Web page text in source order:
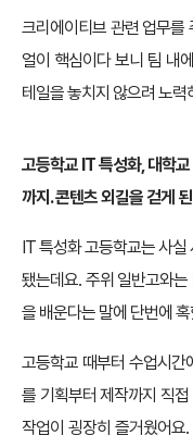
크리에이티브 관련 업무를
얼이 핵심이다 보니 팀 내에
테일을 놓치지 않으려 노력
고등학교 IT 특성화, 대학
까지. 콘텐츠 외길을 걷게
IT 특성화 고등학교는 사실
됐는데요. 주위 일반고와
을 배운다는 말에 단번에
고등학교 때부터 수업시간
를 기획부터 제작까지 직
작업이 굉장히 즐거웠어요